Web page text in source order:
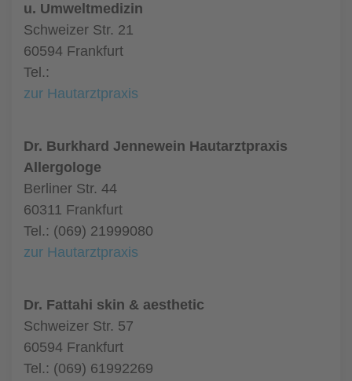
u. Umweltmedizin
Schweizer Str. 21
60594 Frankfurt
Tel.:
zur Hautarztpraxis
Dr. Burkhard Jennewein Hautarztpraxis
Allergologe
Berliner Str. 44
60311 Frankfurt
Tel.: (069) 21999080
zur Hautarztpraxis
Dr. Fattahi skin & aesthetic
Schweizer Str. 57
60594 Frankfurt
Tel.: (069) 61992269